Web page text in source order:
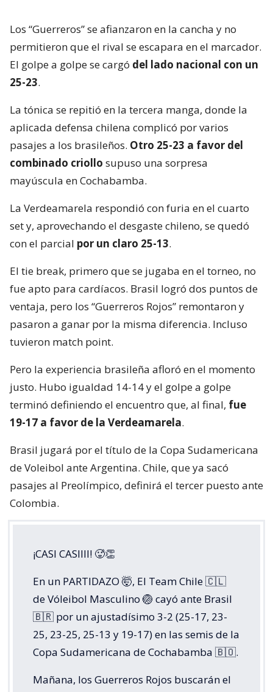
Los “Guerreros” se afianzaron en la cancha y no
permitieron que el rival se escapara en el marcador.
El golpe a golpe se cargó del lado nacional con un
25-23.
La tónica se repitió en la tercera manga, donde la
aplicada defensa chilena complicó por varios
pasajes a los brasileños. Otro 25-23 a favor del
combinado criollo supuso una sorpresa
mayúscula en Cochabamba.
La Verdeamarela respondió con furia en el cuarto
set y, aprovechando el desgaste chileno, se quedó
con el parcial por un claro 25-13.
El tie break, primero que se jugaba en el torneo, no
fue apto para cardíacos. Brasil logró dos puntos de
ventaja, pero los “Guerreros Rojos” remontaron y
pasaron a ganar por la misma diferencia. Incluso
tuvieron match point.
Pero la experiencia brasileña afloró en el momento
justo. Hubo igualdad 14-14 y el golpe a golpe
terminó definiendo el encuentro que, al final, fue
19-17 a favor de la Verdeamarela.
Brasil jugará por el título de la Copa Sudamericana
de Voleibol ante Argentina. Chile, que ya sacó
pasajes al Preolímpico, definirá el tercer puesto ante
Colombia.
¡CASI CASIIII! 🥵👏
En un PARTIDAZO 🤯, El Team Chile 🇨🇱
de Vóleibol Masculino 🏐 cayó ante Brasil
🇧🇷 por un ajustadísimo 3-2 (25-17, 23-
25, 23-25, 25-13 y 19-17) en las semis de la
Copa Sudamericana de Cochabamba 🇧🇴.
Mañana, los Guerreros Rojos buscarán el